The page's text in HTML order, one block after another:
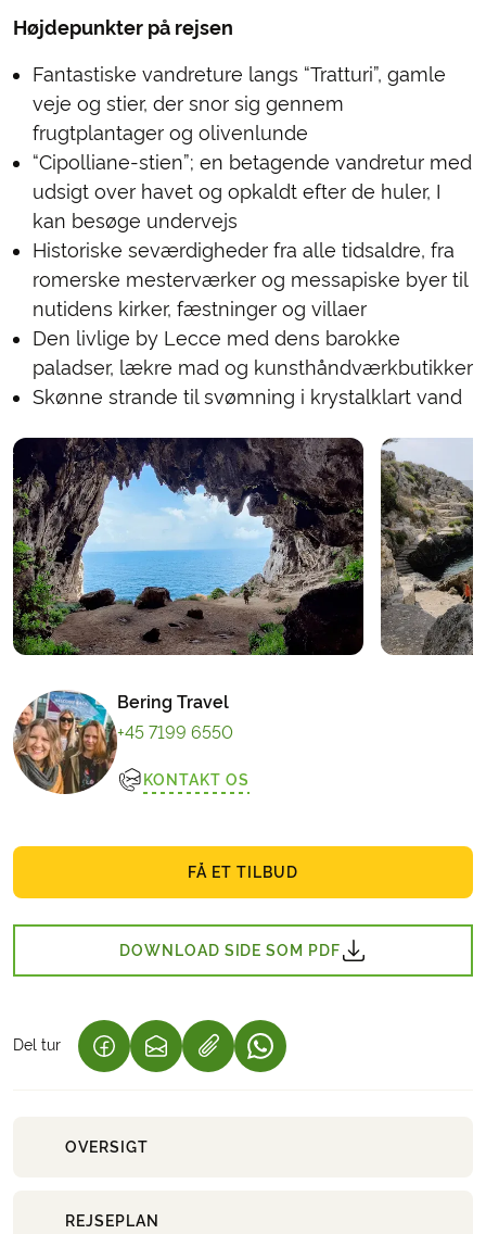
Højdepunkter på rejsen
Fantastiske vandreture langs “Tratturi”, gamle
veje og stier, der snor sig gennem
frugtplantager og olivenlunde
“Cipolliane-stien”; en betagende vandretur med
udsigt over havet og opkaldt efter de huler, I
kan besøge undervejs
Historiske seværdigheder fra alle tidsaldre, fra
romerske mesterværker og messapiske byer til
nutidens kirker, fæstninger og villaer
Den livlige by Lecce med dens barokke
paladser, lækre mad og kunsthåndværkbutikker
Skønne strande til svømning i krystalklart vand
Bering Travel
+45 7199 6550
KONTAKT OS
FÅ ET TILBUD
DOWNLOAD SIDE SOM PDF
Del tur (LINK ÅBNER I NY FANE)
(LINK ÅBNER I NY FANE)(LINK ÅBNER I NY FANE)
OVERSIGT
REJSEPLAN